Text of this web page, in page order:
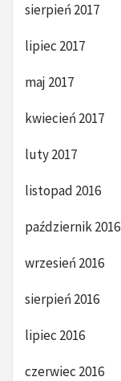
sierpień 2017
lipiec 2017
maj 2017
kwiecień 2017
luty 2017
listopad 2016
październik 2016
wrzesień 2016
sierpień 2016
lipiec 2016
czerwiec 2016